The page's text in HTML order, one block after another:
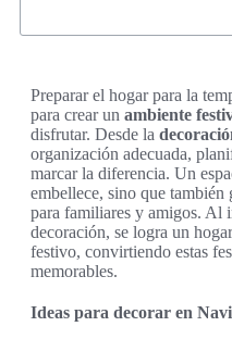
Preparar el hogar para la
para crear un ambiente
disfrutar. Desde la
organización adecuada,
marcar la diferencia. Un
embellece, sino que
para familiares y amigos. Al
decoración, se logra un
festivo, convirtiendo estas
memorables.
Ideas para decorar en